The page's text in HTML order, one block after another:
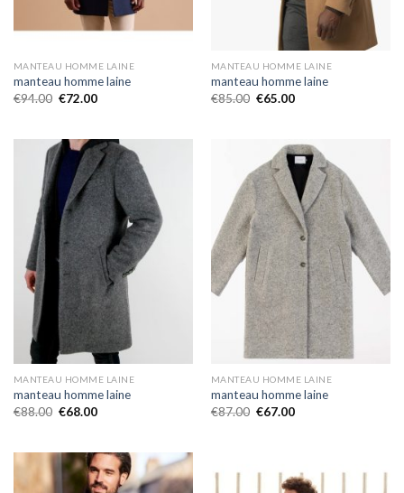
MANTEAU HOMME LAINE
manteau homme laine
€94.00 €72.00
MANTEAU HOMME LAINE
manteau homme laine
€85.00 €65.00
MANTEAU HOMME LAINE
manteau homme laine
€88.00 €68.00
MANTEAU HOMME LAINE
manteau homme laine
€87.00 €67.00